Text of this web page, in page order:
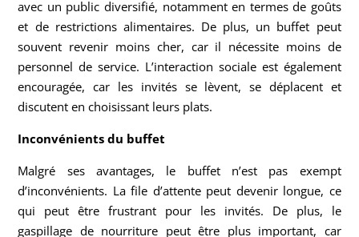
avec un public diversifié, notamment en termes de goûts
et de restrictions alimentaires. De plus, un buffet peut
souvent revenir moins cher, car il nécessite moins de
personnel de service. L’interaction sociale est également
encouragée, car les invités se lèvent, se déplacent et
discutent en choisissant leurs plats.
Inconvénients du buffet
Malgré ses avantages, le buffet n’est pas exempt
d’inconvénients. La file d’attente peut devenir longue, ce
qui peut être frustrant pour les invités. De plus, le
gaspillage de nourriture peut être plus important, car